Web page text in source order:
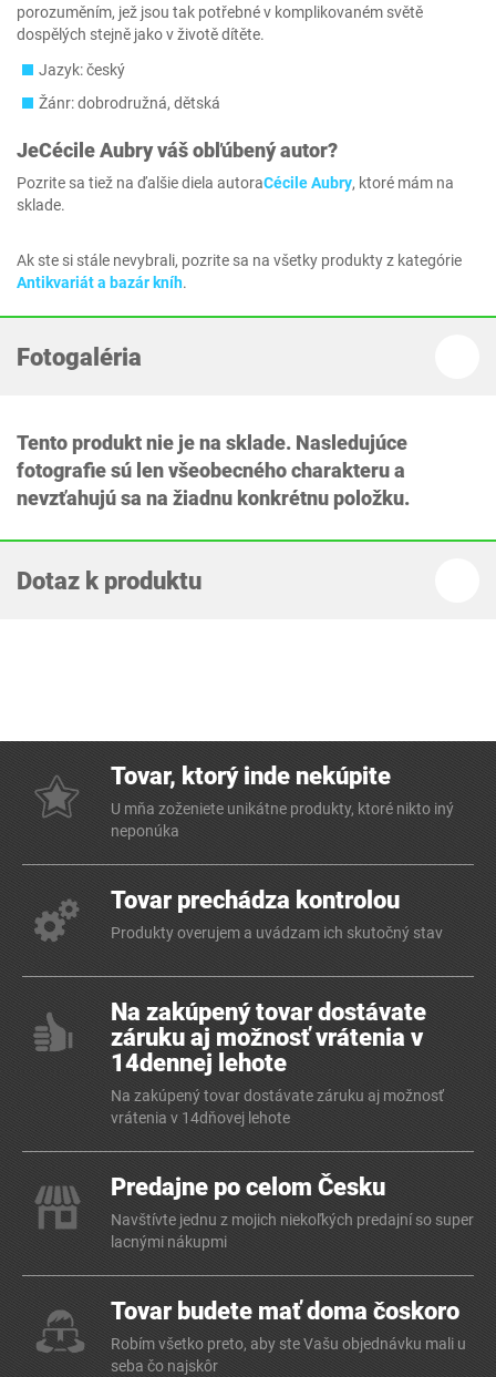
porozuměním, jež jsou tak potřebné v komplikovaném světě
dospělých stejně jako v životě dítěte.
Jazyk: český
Žánr: dobrodružná, dětská
JeCécile Aubryváš obľúbený autor?
Pozrite sa tiež na ďalšie diela autoraCécile Aubry, ktoré mám na
sklade.
Ak ste si stále nevybrali, pozrite sa na všetky produkty z kategórie
Antikvariát a bazár kníh.
Fotogaléria
Tento produkt nie je na sklade. Nasledujúce
fotografie sú len všeobecného charakteru a
nevzťahujú sa na žiadnu konkrétnu položku.
Dotaz k produktu
Tovar, ktorý inde nekúpite
U mňa zoženiete unikátne produkty, ktoré nikto iný
neponúka
Tovar prechádza kontrolou
Produkty overujem a uvádzam ich skutočný stav
Na zakúpený tovar dostávate
záruku aj možnosť vrátenia v
14dennej lehote
Na zakúpený tovar dostávate záruku aj možnosť
vrátenia v 14dňovej lehote
Predajne po celom Česku
Navštívte jednu z mojich niekoľkých predajní so super
lacnými nákupmi
Tovar budete mať doma čoskoro
Robím všetko preto, aby ste Vašu objednávku mali u
seba čo najskôr